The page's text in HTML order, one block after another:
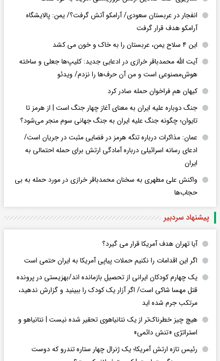
انفجار در عربستان سعودی/ آرامکو آتش گرفت؟/ یمن: پالایشگاه
آرامکو هدف قرار گرفت
این ۴ سلاح یمن، عربستان را به خاک و خون می کشد
آیت الله محمدباقر خرازی در ادعایی جدید: کلیپ‌ها جعلی و ساخته
هوش‌مصنوعی است و من آن حرف‌ها را نزدم/ ویدئو
کیهان هم فراخوان حمله صادر کرد
جنگ دوباره علیه ایران به معنای آغاز چهار جنگ است | از هرمز تا
تایوان؛ چگونه جنگ علیه ایران به جنگ جهانی سوم منجر می‌شود؟
عمان: مذاکرات درباره تنگه هرمز در فضایی مثبت در جریان است/
ادعای رسانه اسرائیلی درباره آمادگی ارتش برای حمله احتمالی به
ایران
واکنش علی مطهری به سخنان محمدباقر خرازی در مورد حمله به بی
حجاب‌ها
پیشنهاد سردبیر
آیا تهران هدف آمریکا قرار می گیرد؟
اگر این اقدامات را نکنیم حملات پیاپی آمریکا به ایران حتمی است
یک چهارم کودکان ایرانی از تحصیل بازمانده اند/بهزیستی در پرونده
قتل مهسا شاکی است/ اگر آزار یک کودک را ببینید و گزارش ندهید،
مرتکب جرم شده اید
هیچ چیز خطرناک‌تر از یک نتانیاهوی تحقیر شده نیست | نتانیاهو و
استراتژی «تنش دائمی»
رئیس تازه ارتش آمریکا؛ یک ژنرال چهار ستاره تندرو که دوست